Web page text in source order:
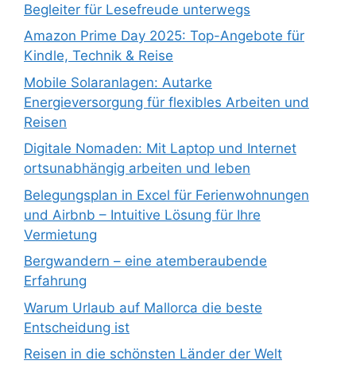
Begleiter für Lesefreude unterwegs
Amazon Prime Day 2025: Top-Angebote für
Kindle, Technik & Reise
Mobile Solaranlagen: Autarke
Energieversorgung für flexibles Arbeiten und
Reisen
Digitale Nomaden: Mit Laptop und Internet
ortsunabhängig arbeiten und leben
Belegungsplan in Excel für Ferienwohnungen
und Airbnb – Intuitive Lösung für Ihre
Vermietung
Bergwandern – eine atemberaubende
Erfahrung
Warum Urlaub auf Mallorca die beste
Entscheidung ist
Reisen in die schönsten Länder der Welt